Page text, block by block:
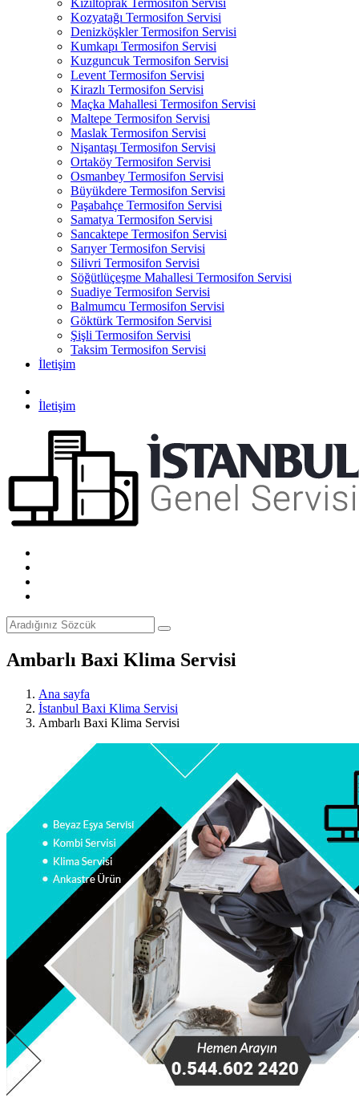
Kızıltoprak Termosifon Servisi
Kozyatağı Termosifon Servisi
Denizköşkler Termosifon Servisi
Kumkapı Termosifon Servisi
Kuzguncuk Termosifon Servisi
Levent Termosifon Servisi
Kirazlı Termosifon Servisi
Maçka Mahallesi Termosifon Servisi
Maltepe Termosifon Servisi
Maslak Termosifon Servisi
Nişantaşı Termosifon Servisi
Ortaköy Termosifon Servisi
Osmanbey Termosifon Servisi
Büyükdere Termosifon Servisi
Paşabahçe Termosifon Servisi
Samatya Termosifon Servisi
Sancaktepe Termosifon Servisi
Sarıyer Termosifon Servisi
Silivri Termosifon Servisi
Söğütlüçeşme Mahallesi Termosifon Servisi
Suadiye Termosifon Servisi
Balmumcu Termosifon Servisi
Göktürk Termosifon Servisi
Şişli Termosifon Servisi
Taksim Termosifon Servisi
İletişim
İletişim
Ambarlı Baxi Klima Servisi
Ana sayfa
İstanbul Baxi Klima Servisi
Ambarlı Baxi Klima Servisi